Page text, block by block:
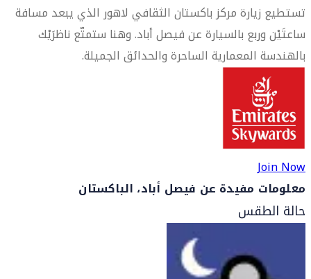
تستطيع زيارة مركز باكستان الثقافي لاهور الذي يبعد مسافة
ساعتَيْن وربع بالسيارة عن فيصل أباد. وهنا ستمتّع ناظرَيْك
بالهندسة المعمارية الساحرة والحدائق الجميلة.
Join Now
معلومات مفيدة عن فيصل أباد، الباكستان
حالة الطقس